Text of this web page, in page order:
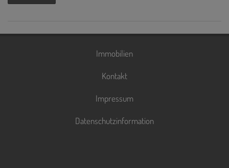
Immobilien
Kontakt
Impressum
Datenschutzinformation